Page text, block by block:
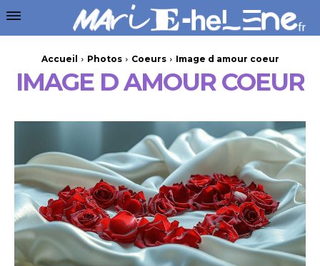
Accueil Photos Coeurs Image d amour coeur
IMAGE D AMOUR COEUR